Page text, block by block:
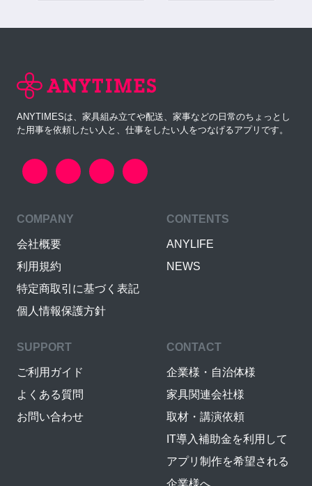
ANYTIMESは、家具組み立てや配送、家事などの日常のちょっとし
た用事を依頼したい人と、仕事をしたい人をつなげるアプリです。
COMPANY
会社概要
利用規約
特定商取引に基づく表記
個人情報保護方針
CONTENTS
ANYLIFE
NEWS
SUPPORT
ご利用ガイド
よくある質問
お問い合わせ
CONTACT
企業様・自治体様
家具関連会社様
取材・講演依頼
IT導入補助金を利用して
アプリ制作を希望される
企業様へ